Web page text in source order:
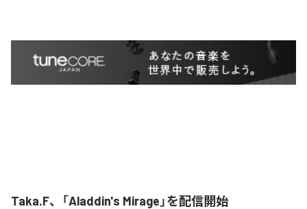
Taka.F、「Aladdin's Mirage」を配信開始